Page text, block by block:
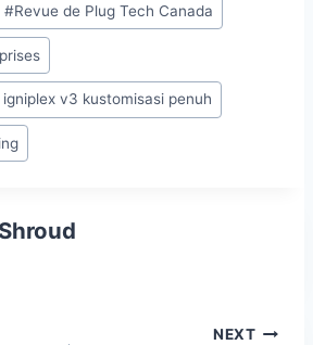
#Revue de Plug Tech Canada
v3 kustomisasi penuh
NEXT